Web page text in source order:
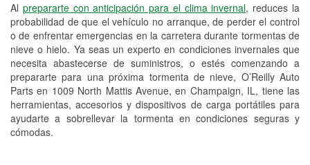
Al prepararte con anticipación para el clima invernal, reduces la
probabilidad de que el vehículo no arranque, de perder el control
o de enfrentar emergencias en la carretera durante tormentas de
nieve o hielo. Ya seas un experto en condiciones invernales que
necesita abastecerse de suministros, o estés comenzando a
prepararte para una próxima tormenta de nieve, O’Reilly Auto
Parts en 1009 North Mattis Avenue, en Champaign, IL, tiene las
herramientas, accesorios y dispositivos de carga portátiles para
ayudarte a sobrellevar la tormenta en condiciones seguras y
cómodas.
Snowstorm Supplies
Tornado Supplies
Conoce más